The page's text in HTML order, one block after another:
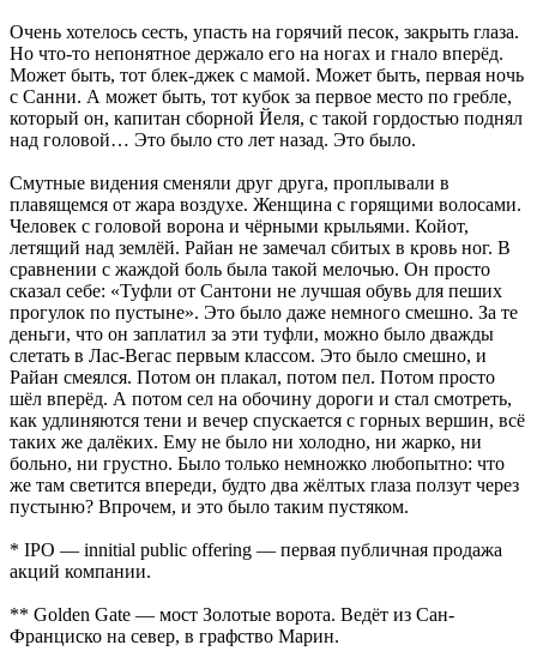
Очень хотелось сесть, упасть на горячий песок, закрыть глаза.
Но что-то непонятное держало его на ногах и гнало вперёд.
Может быть, тот блек-джек с мамой. Может быть, первая ночь
с Санни. А может быть, тот кубок за первое место по гребле,
который он, капитан сборной Йеля, с такой гордостью поднял
над головой… Это было сто лет назад. Это было.
Смутные видения сменяли друг друга, проплывали в
плавящемся от жара воздухе. Женщина с горящими волосами.
Человек с головой ворона и чёрными крыльями. Койот,
летящий над землёй. Райан не замечал сбитых в кровь ног. В
сравнении с жаждой боль была такой мелочью. Он просто
сказал себе: «Туфли от Сантони не лучшая обувь для пеших
прогулок по пустыне». Это было даже немного смешно. За те
деньги, что он заплатил за эти туфли, можно было дважды
слетать в Лас-Вегас первым классом. Это было смешно, и
Райан смеялся. Потом он плакал, потом пел. Потом просто
шёл вперёд. А потом сел на обочину дороги и стал смотреть,
как удлиняются тени и вечер спускается с горных вершин, всё
таких же далёких. Ему не было ни холодно, ни жарко, ни
больно, ни грустно. Было только немножко любопытно: что
же там светится впереди, будто два жёлтых глаза ползут через
пустыню? Впрочем, и это было таким пустяком.
* IPO — innitial public offering — первая публичная продажа
акций компании.
** Golden Gate — мост Золотые ворота. Ведёт из Сан-
Франциско на север, в графство Марин.